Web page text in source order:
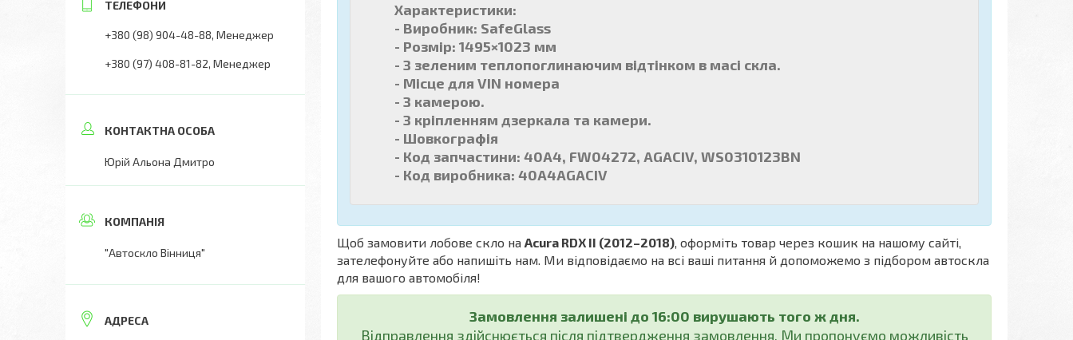
Характеристики:
- Виробник: SafeGlass
- Розмір: 1495×1023 мм
- З зеленим теплопоглинаючим відтінком в масі скла.
- Місце для VIN номера
- З камерою.
- З кріпленням дзеркала та камери.
- Шовкографія
- Код запчастини: 40A4, FW04272, AGACIV, WS0310123BN
- Код виробника: 40A4AGACIV
Щоб замовити лобове скло на Acura RDX II (2012–2018), оформіть товар через кошик на нашому сайті,
зателефонуйте або напишіть нам. Ми відповідаємо на всі ваші питання й допоможемо з підбором автоскла
для вашого автомобіля!
Замовлення залишені до 16:00 вирушають того ж дня.
Відправлення здійснюється після підтвердження замовлення. Ми пропонуємо можливість
+380 (98) 904-48-88 Менеджер
+380 (97) 408-81-82 Менеджер
Юрій Альона Дмитро
"Автоскло Вінниця"